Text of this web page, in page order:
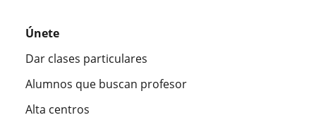
Únete
Dar clases particulares
Alumnos que buscan profesor
Alta centros